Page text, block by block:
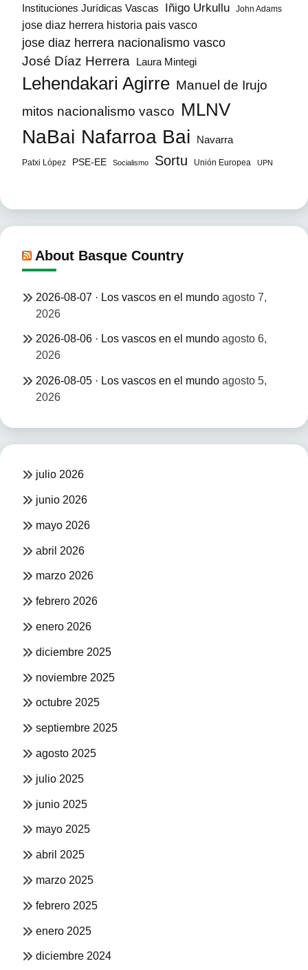
Instituciones Jurídicas Vascas Iñigo Urkullu John Adams
jose diaz herrera historia pais vasco
jose diaz herrera nacionalismo vasco
José Díaz Herrera Laura Mintegi
Lehendakari Agirre Manuel de Irujo
mitos nacionalismo vasco MLNV
NaBai Nafarroa Bai Navarra
Patxi López PSE-EE Socialismo Sortu Unión Europea UPN
About Basque Country
2026-08-07 · Los vascos en el mundo agosto 7,
2026
2026-08-06 · Los vascos en el mundo agosto 6,
2026
2026-08-05 · Los vascos en el mundo agosto 5,
2026
julio 2026
junio 2026
mayo 2026
abril 2026
marzo 2026
febrero 2026
enero 2026
diciembre 2025
noviembre 2025
octubre 2025
septiembre 2025
agosto 2025
julio 2025
junio 2025
mayo 2025
abril 2025
marzo 2025
febrero 2025
enero 2025
diciembre 2024